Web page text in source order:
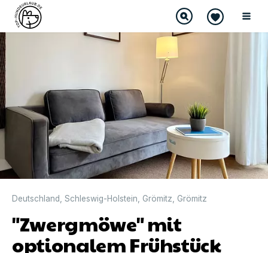
DIREKT BUCHBAR
Deutschland Schleswig-Holstein Grömitz Grömitz
"Zwergmöwe" mit
optionalem Frühstück